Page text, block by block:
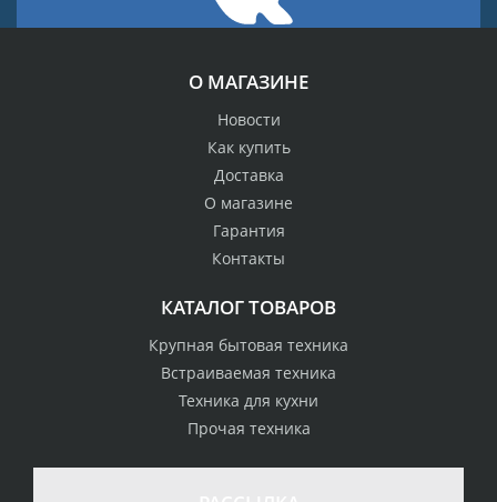
О МАГАЗИНЕ
Новости
Как купить
Доставка
О магазине
Гарантия
Контакты
КАТАЛОГ ТОВАРОВ
Крупная бытовая техника
Встраиваемая техника
Техника для кухни
Прочая техника